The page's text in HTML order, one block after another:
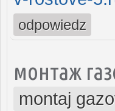
odpowiedz
монтаж
montaj